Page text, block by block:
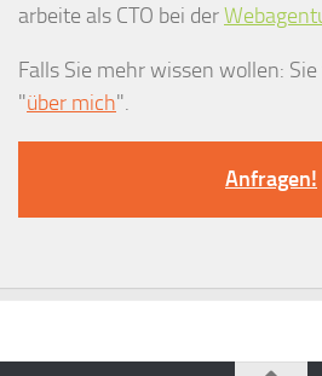
arbeite als CTO bei der
Falls Sie mehr wissen wollen:
"über mich".
Anfragen!